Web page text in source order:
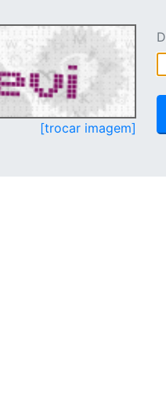
[trocar imagem]